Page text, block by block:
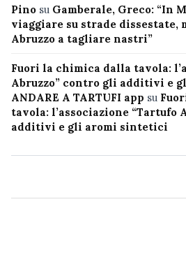
Pino su Gamberale, Greco: “In
viaggiare su strade dissestate,
Abruzzo a tagliare nastri”
Fuori la chimica dalla tavola:
Abruzzo” contro gli additivi e
ANDARE A TARTUFI app su
tavola: l’associazione “Tartufo
additivi e gli aromi sintetici